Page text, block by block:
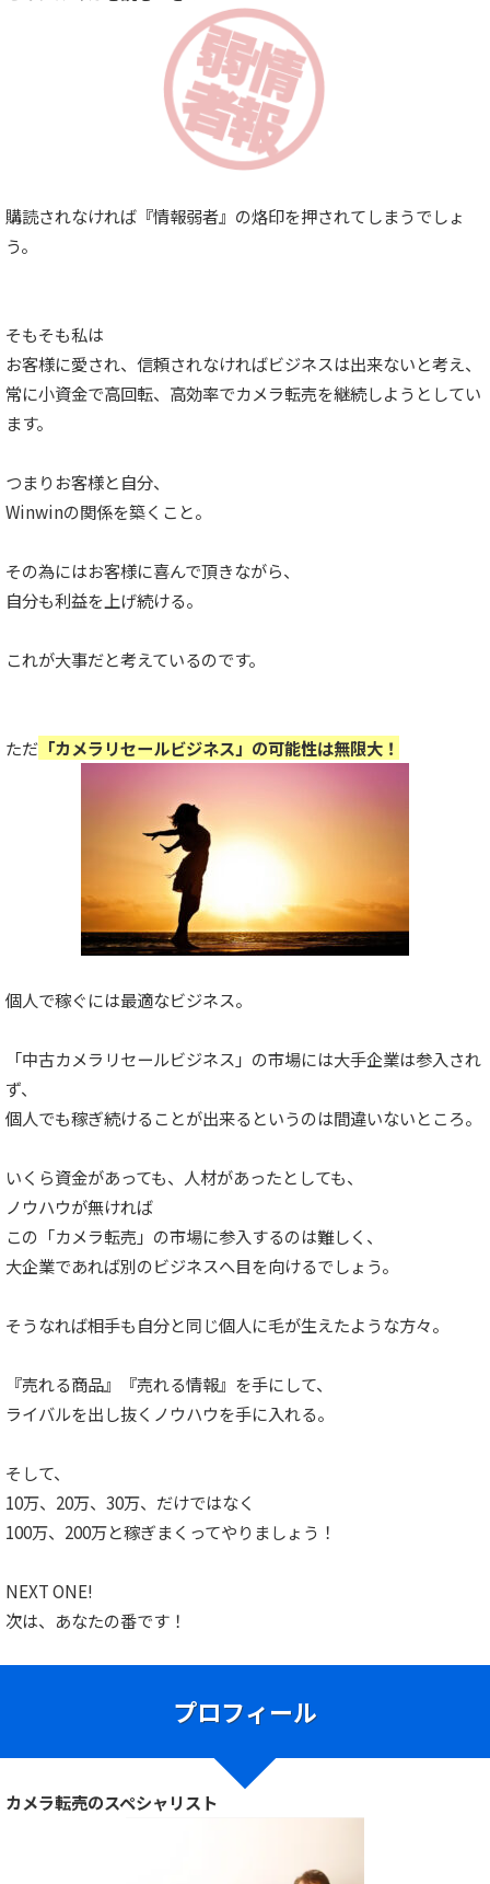
購読されなければ『情報弱者』の烙印を押されてしまうでしょ
う。
そもそも私は
お客様に愛され、信頼されなければビジネスは出来ないと考え、
常に小資金で高回転、高効率でカメラ転売を継続しようとしてい
ます。
つまりお客様と自分、
Winwinの関係を築くこと。
その為にはお客様に喜んで頂きながら、
自分も利益を上げ続ける。
これが大事だと考えているのです。
ただ 「カメラリセールビジネス」の可能性は無限大！
個人で稼ぐには最適なビジネス。
「中古カメラリセールビジネス」の市場には大手企業は参入され
ず、
個人でも稼ぎ続けることが出来るというのは間違いないところ。
いくら資金があっても、人材があったとしても、
ノウハウが無ければ
この「カメラ転売」の市場に参入するのは難しく、
大企業であれば別のビジネスへ目を向けるでしょう。
そうなれば相手も自分と同じ個人に毛が生えたような方々。
『売れる商品』『売れる情報』を手にして、
ライバルを出し抜くノウハウを手に入れる。
そして、
10万、20万、30万、だけではなく
100万、200万と稼ぎまくってやりましょう！
NEXT ONE!
次は、あなたの番です！
プロフィール
カメラ転売のスペシャリスト